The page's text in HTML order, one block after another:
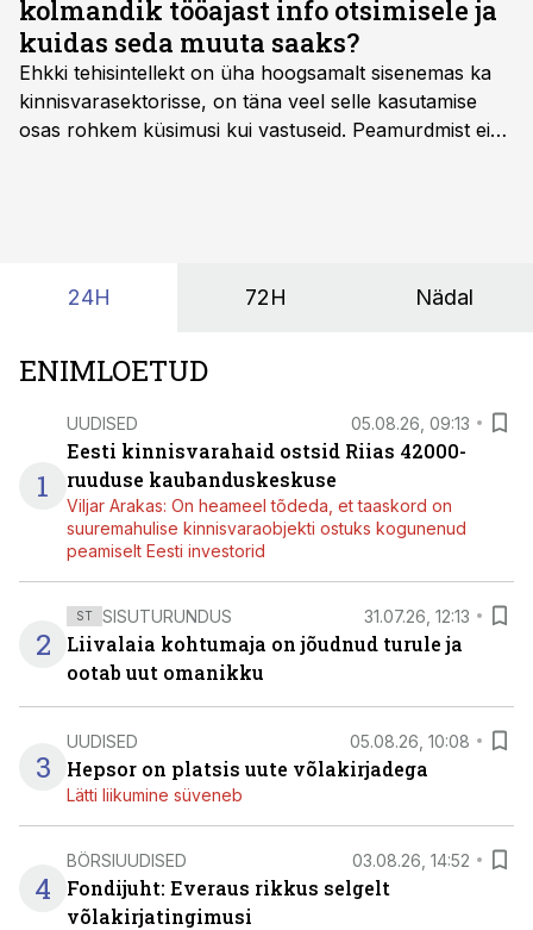
kolmandik tööajast info otsimisele ja
kuidas seda muuta saaks?
Ehkki tehisintellekt on üha hoogsamalt sisenemas ka
kinnisvarasektorisse, on täna veel selle kasutamise
osas rohkem küsimusi kui vastuseid. Peamurdmist ei
24H 72H Nädal
ENIMLOETUD
1
UUDISED 05.08.26, 09:13
Eesti kinnisvarahaid ostsid Riias 42000-
ruuduse kaubanduskeskuse
Viljar Arakas: On heameel tõdeda, et taaskord on
suuremahulise kinnisvaraobjekti ostuks kogunenud
peamiselt Eesti investorid
2
ST SISUTURUNDUS 31.07.26, 12:13
Liivalaia kohtumaja on jõudnud turule ja
ootab uut omanikku
3
UUDISED 05.08.26, 10:08
Hepsor on platsis uute võlakirjadega
Lätti liikumine süveneb
4
BÖRSIUUDISED 03.08.26, 14:52
Fondijuht: Everaus rikkus selgelt
võlakirjatingimusi